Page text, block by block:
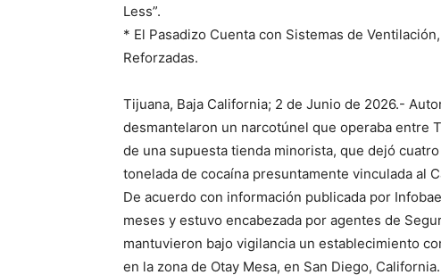
Less”.
* El Pasadizo Cuenta con Sistemas de
Reforzadas.
Tijuana, Baja California; 2 de Junio de 2026.-
desmantelaron un narcotúnel que operaba entre
de una supuesta tienda minorista, que dejó
tonelada de cocaína presuntamente vinculada al
De acuerdo con información publicada por
meses y estuvo encabezada por agentes de
mantuvieron bajo vigilancia un establecimiento
en la zona de Otay Mesa, en San Diego, California.